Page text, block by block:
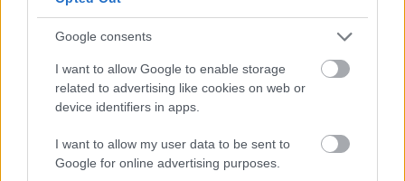
Google consents
I want to allow Google to enable storage
related to advertising like cookies on web or
device identifiers in apps.
I want to allow my user data to be sent to
Google for online advertising purposes.
12:00-21:00: Barneaktiviteter i Rutenparken
14:00: Show med Superbussen og Fantorangen
15:30-15:50: Prolog langrenn, menn og kvinner
15:55:16:50: Skiskyting, duell kvinner og menn
17:00: Show med Superbussen og Fantorangen
kvalifisering
18:25-18:55: Langrenn, 10km fellesstart kvinner